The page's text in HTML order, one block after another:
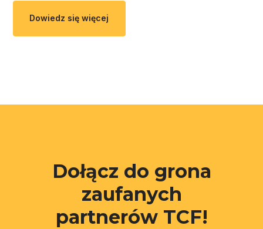
Dowiedz się więcej
Dołącz do grona
zaufanych
partnerów TCF!